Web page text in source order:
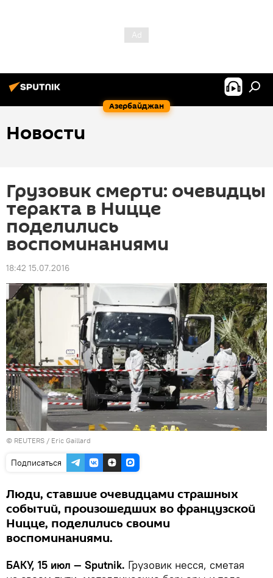
Азербайджан
Новости
Грузовик смерти: очевидцы
теракта в Ницце
поделились
воспоминаниями
18:42 15.07.2016
© REUTERS / Eric Gaillard
Подписаться
Люди, ставшие очевидцами страшных
событий, произошедших во французской
Ницце, поделились своими
воспоминаниями.
БАКУ, 15 июл — Sputnik. Грузовик несся, сметая